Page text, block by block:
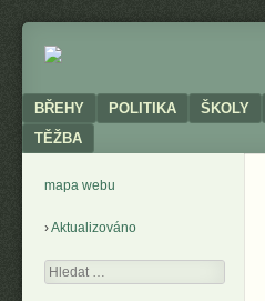
BŘEHY
Neoficiální
obce
Menu
SKIP TO CONTENT
BŘEHY POLITIKA ŠKOLY
TĚŽBA
mapa webu
Aktualizováno
Hledání